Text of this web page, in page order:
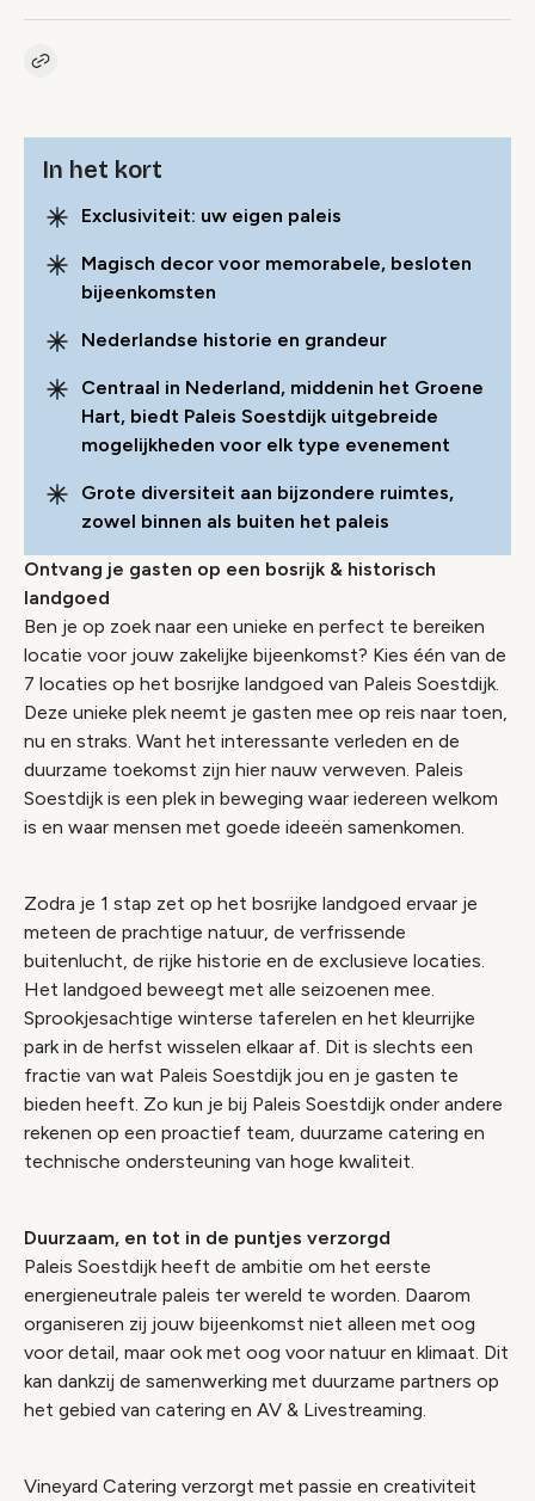
Kopieer link naar pagina
In het kort
Exclusiviteit: uw eigen paleis
Magisch decor voor memorabele, besloten
bijeenkomsten
Nederlandse historie en grandeur
Centraal in Nederland, middenin het Groene
Hart, biedt Paleis Soestdijk uitgebreide
mogelijkheden voor elk type evenement
Grote diversiteit aan bijzondere ruimtes,
zowel binnen als buiten het paleis
Ontvang je gasten op een bosrijk & historisch
landgoed
Ben je op zoek naar een unieke en perfect te bereiken
locatie voor jouw zakelijke bijeenkomst? Kies één van de
7 locaties op het bosrijke landgoed van Paleis Soestdijk.
Deze unieke plek neemt je gasten mee op reis naar toen,
nu en straks. Want het interessante verleden en de
duurzame toekomst zijn hier nauw verweven. Paleis
Soestdijk is een plek in beweging waar iedereen welkom
is en waar mensen met goede ideeën samenkomen.
Zodra je 1 stap zet op het bosrijke landgoed ervaar je
meteen de prachtige natuur, de verfrissende
buitenlucht, de rijke historie en de exclusieve locaties.
Het landgoed beweegt met alle seizoenen mee.
Sprookjesachtige winterse taferelen en het kleurrijke
park in de herfst wisselen elkaar af. Dit is slechts een
fractie van wat Paleis Soestdijk jou en je gasten te
bieden heeft. Zo kun je bij Paleis Soestdijk onder andere
rekenen op een proactief team, duurzame catering en
technische ondersteuning van hoge kwaliteit.
Duurzaam, en tot in de puntjes verzorgd
Paleis Soestdijk heeft de ambitie om het eerste
energieneutrale paleis ter wereld te worden. Daarom
organiseren zij jouw bijeenkomst niet alleen met oog
voor detail, maar ook met oog voor natuur en klimaat. Dit
kan dankzij de samenwerking met duurzame partners op
het gebied van catering en AV & Livestreaming.
Vineyard Catering verzorgt met passie en creativiteit